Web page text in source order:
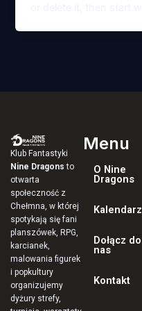
Klub Fantastyki
Nine Dragons to
otwarta
społeczność z
Chełmna, w której
spotykają się fani
planszówek, RPG,
karcianek,
malowania figurek
i popkultury
organizujemy
dyżury strefy,
Menu
O Nine
Dragons
Kalendarz
Dołącz do
nas
Kontakt